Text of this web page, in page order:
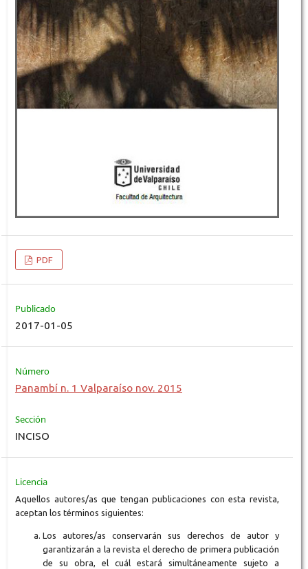
PDF
Publicado
2017-01-05
Número
Panambí n. 1 Valparaíso nov. 2015
Sección
INCISO
Licencia
Aquellos autores/as que tengan publicaciones con esta revista,
aceptan los términos siguientes:
Los autores/as conservarán sus derechos de autor y
garantizarán a la revista el derecho de primera publicación
de su obra, el cuál estará simultáneamente sujeto a